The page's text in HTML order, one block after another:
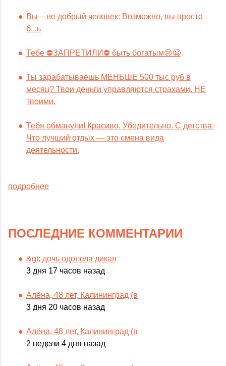
Вы – не добрый человек: Возможно, вы просто
б...ь
Тебе ⛔️ЗАПРЕТИЛИ⛔️ быть богатым😢😬
Ты зарабатываешь МЕНЬШЕ 500 тыс руб в
месяц? Твои деньги управляются страхами. НЕ
твоими.
Тебя обманули! Красиво. Убедительно. С детства:
Что лучший отдых — это смена вида
деятельности.
подробнее
ПОСЛЕДНИЕ КОММЕНТАРИИ
&gt; дочь одолела дикая
3 дня 17 часов назад
Алёна, 48 лет, Калининград (в
3 дня 20 часов назад
Алёна, 48 лет, Калининград (в
2 недели 4 дня назад